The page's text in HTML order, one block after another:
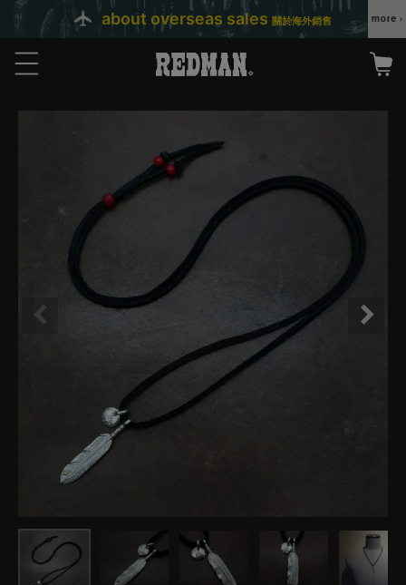
about overseas sales 關於海外銷售